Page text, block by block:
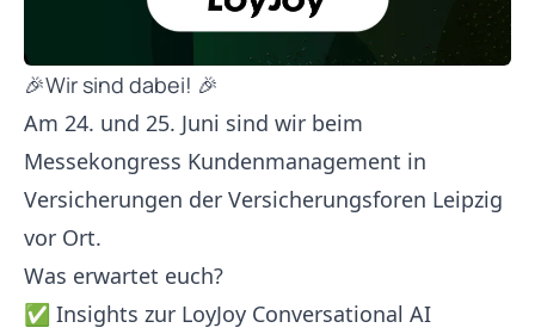
🎉Wir sind dabei! 🎉
Am 24. und 25. Juni sind wir beim
Messekongress Kundenmanagement in
Versicherungen der Versicherungsforen Leipzig
vor Ort.
Was erwartet euch?
✅ Insights zur LoyJoy Conversational AI